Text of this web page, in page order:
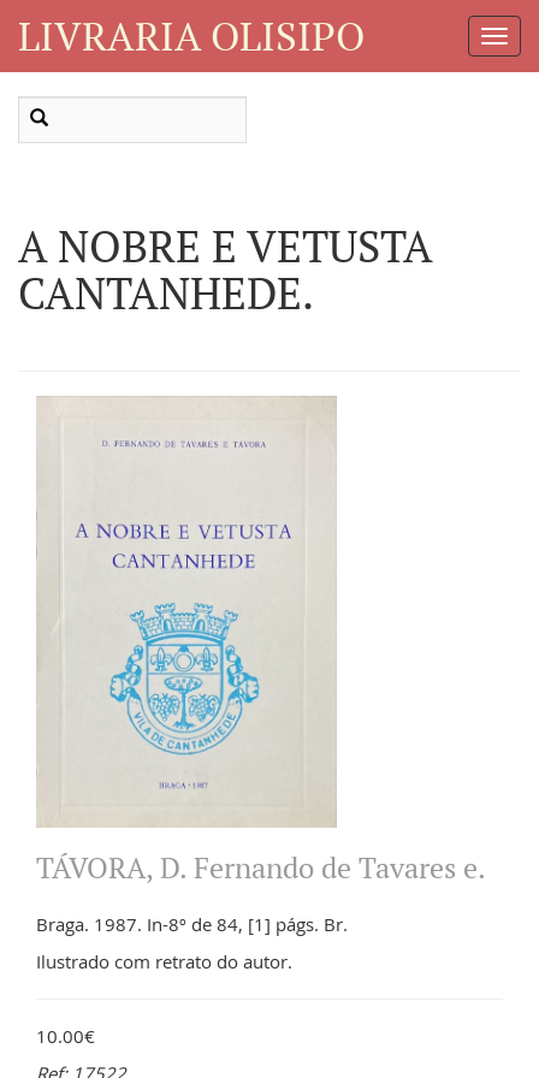
LIVRARIA OLISIPO
A NOBRE E VETUSTA
CANTANHEDE.
TÁVORA, D. Fernando de Tavares e.
Braga. 1987. In-8º de 84, [1] págs. Br.
Ilustrado com retrato do autor.
10.00€
Ref: 17522